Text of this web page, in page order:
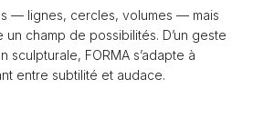
— lignes, cercles, volumes — mais
champ de possibilités. D’un geste
sculpturale, FORMA s’adapte à
entre subtilité et audace.